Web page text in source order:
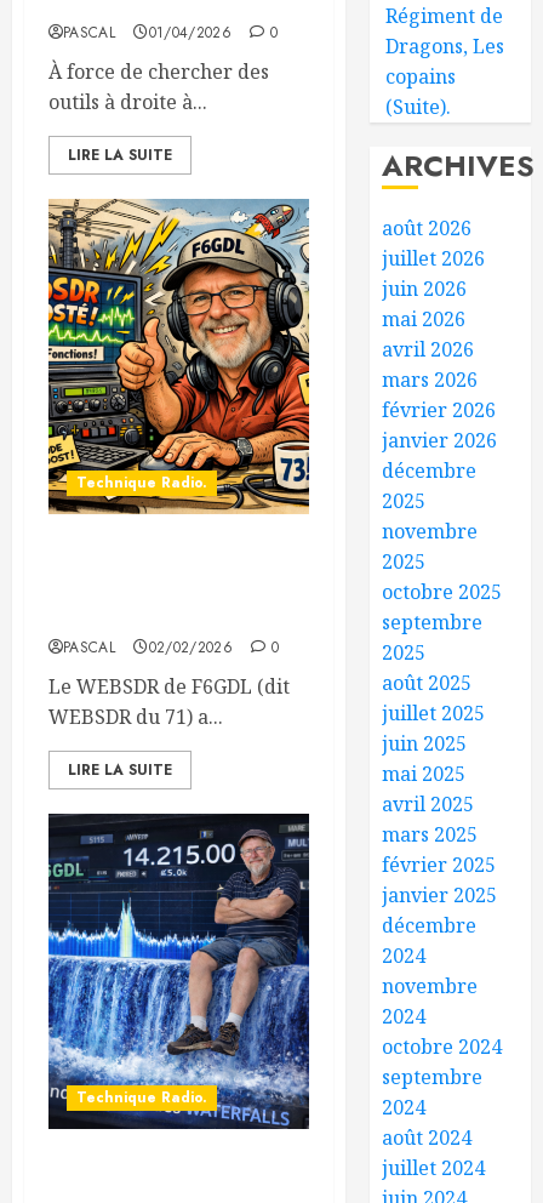
PASCAL 01/04/2026 0
À force de chercher des
outils à droite à...
LIRE LA SUITE
Technique Radio.
PASCAL 02/02/2026 0
Le WEBSDR de F6GDL (dit
WEBSDR du 71) a...
LIRE LA SUITE
Technique Radio.
Régiment de
Dragons, Les
copains
(Suite).
ARCHIVES
août 2026
juillet 2026
juin 2026
mai 2026
avril 2026
mars 2026
février 2026
janvier 2026
décembre
2025
novembre
2025
octobre 2025
septembre
2025
août 2025
juillet 2025
juin 2025
mai 2025
avril 2025
mars 2025
février 2025
janvier 2025
décembre
2024
novembre
2024
octobre 2024
septembre
2024
août 2024
juillet 2024